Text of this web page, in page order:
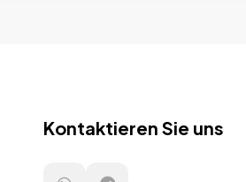
Kontaktieren Sie uns